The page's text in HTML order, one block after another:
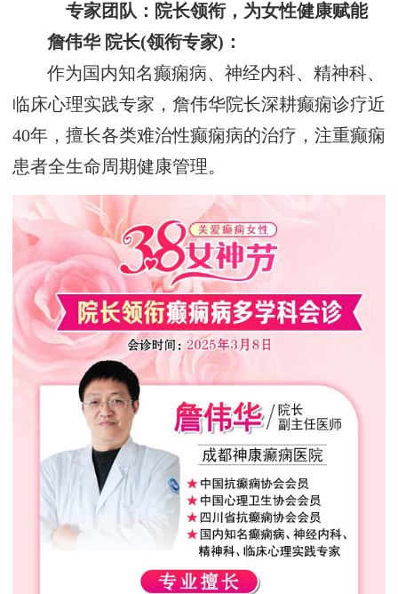
专家团队：院长领衔，为女性健康赋能
詹伟华 院长(领衔专家)：
作为国内知名癫痫病、神经内科、精神科、
临床心理实践专家，詹伟华院长深耕癫痫诊疗近
40年，擅长各类难治性癫痫病的治疗，注重癫痫
患者全生命周期健康管理。